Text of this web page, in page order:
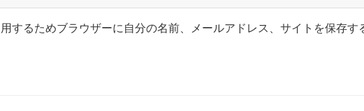
するためブラウザーに自分の名前、メールアドレス、サイトを保存す